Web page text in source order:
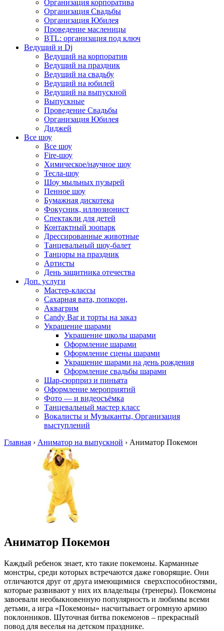
Организация корпоратива
Организация Свадьбы
Организация Юбилея
Проведение масленицы
BTL: организация под ключ
Ведущий и Dj
Ведущий на корпоратив
Ведущий на праздник
Ведущий на свадьбу
Ведущий на юбилей
Ведущий на выпускной
Выпускные
Проведение Свадьбы
Организация Юбилея
Диджей
Все шоу
Все шоу
Fire-шоу
Химическое/научное шоу
Тесла-шоу
Шоу мыльных пузырей
Пенное шоу
Бумажная дискотека
Фокусник, иллюзионист
Спектакли для детей
Контактный зоопарк
Дрессированные животные
Танцевальный шоу-балет
Танцоры на праздник
Артисты
День защитника отечества
Доп. услуги
Мастер-классы
Сахарная вата, попкорн,
Аквагрим
Candy Bar и торты на заказ
Украшение шарами
Украшение школы шарами
Оформление шарами
Оформление сцены шарами
Украшение шарами на день рождения
Оформление свадьбы шарами
Шар-сюрприз и пиньята
Оформление мероприятий
Фото — и видеосъёмка
Танцевальный мастер класс
Вокалисты и Музыканты, Организация
выступлений
Главная › Аниматор на выпускной › Аниматор Покемон
Аниматор Покемон
Каждый ребенок знает, кто такие покемоны. Карманные
монстры, среди которых встречаются даже говорящие. Они
отличаются друг от друга имеющимися сверхспособностями,
которые развивают у них их владельцы (тренеры). Покемоны
завоевали необыкновенную популярность и любимы всеми
детьми, а игра «Покемоны» насчитывает огромную армию
поклонников. Шуточная битва покемонов – прекрасный
повод для веселья на детском празднике.